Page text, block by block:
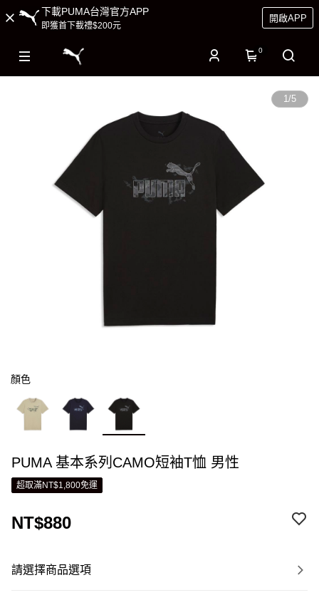
下載PUMA台灣官方APP
即獲首下載禮$200元
開啟APP
0
1/5
顏色
PUMA 基本系列CAMO短袖T恤 男性
超取滿NT$1,800免運
NT$880
請選擇商品選項